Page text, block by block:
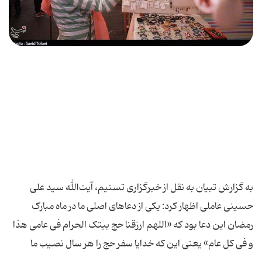
به گزارش تبیان به نقل از خبرگزاری تسنیم، آیت‌الله سید علی
حسینی عاملی اظهار کرد: یکی از دعاهای اصلی ما در ماه مبارک
رمضان این دعا بود که «اللهم ارزقنا حج بیتک الحرام فی عامی هذا
و فی کل عام» یعنی این که خدایا سفر حج را هر سال نصیب ما